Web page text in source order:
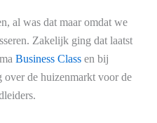
al was dat maar omdat we
Zakelijk ging dat laatst
Business Class en bij
de huizenmarkt voor de